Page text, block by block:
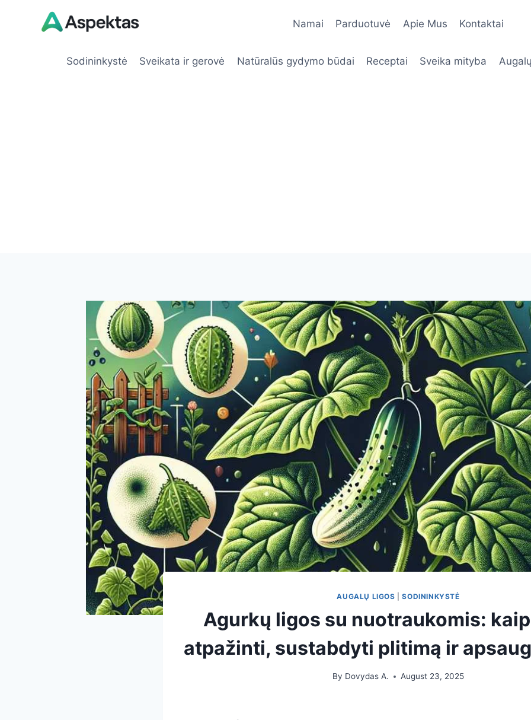
Namai Parduotuvė Apie Mus Kontaktai
Sodininkystė Sveikata ir gerovė Natūralūs gydymo būdai Receptai Sveika mityba
AUGALŲ LIGOS |SODININKYSTĖ
Agurkų ligos su nuotraukomis:
atpažinti, sustabdyti plitimą ir
By Dovydas A. August 23, 2025